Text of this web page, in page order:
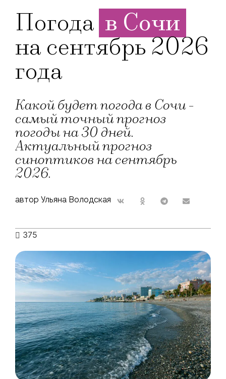
Погода в Сочи
на сентябрь 2026
года
Какой будет погода в Сочи -
самый точный прогноз
погоды на 30 дней.
Актуальный прогноз
синоптиков на сентябрь
2026.
автор Ульяна Володская
375